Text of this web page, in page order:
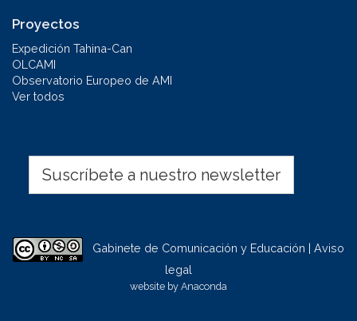
Proyectos
Expedición Tahina-Can
OLCAMI
Observatorio Europeo de AMI
Ver todos
Suscríbete a nuestro newsletter
Gabinete de Comunicación y Educación | Aviso
legal
website by Anaconda